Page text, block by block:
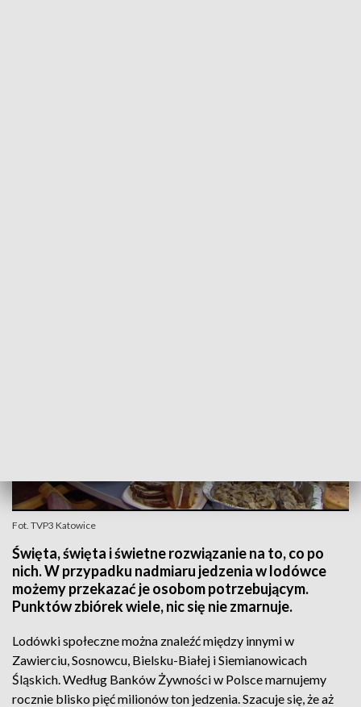
Fot. TVP3 Katowice
Święta, święta i świetne rozwiązanie na to, co po
nich. W przypadku nadmiaru jedzenia w lodówce
możemy przekazać je osobom potrzebującym.
Punktów zbiórek wiele, nic się nie zmarnuje.
Lodówki społeczne można znaleźć między innymi w
Zawierciu, Sosnowcu, Bielsku-Białej i Siemianowicach
Śląskich. Według Banków Żywności w Polsce marnujemy
rocznie blisko pięć milionów ton jedzenia. Szacuje się, że aż